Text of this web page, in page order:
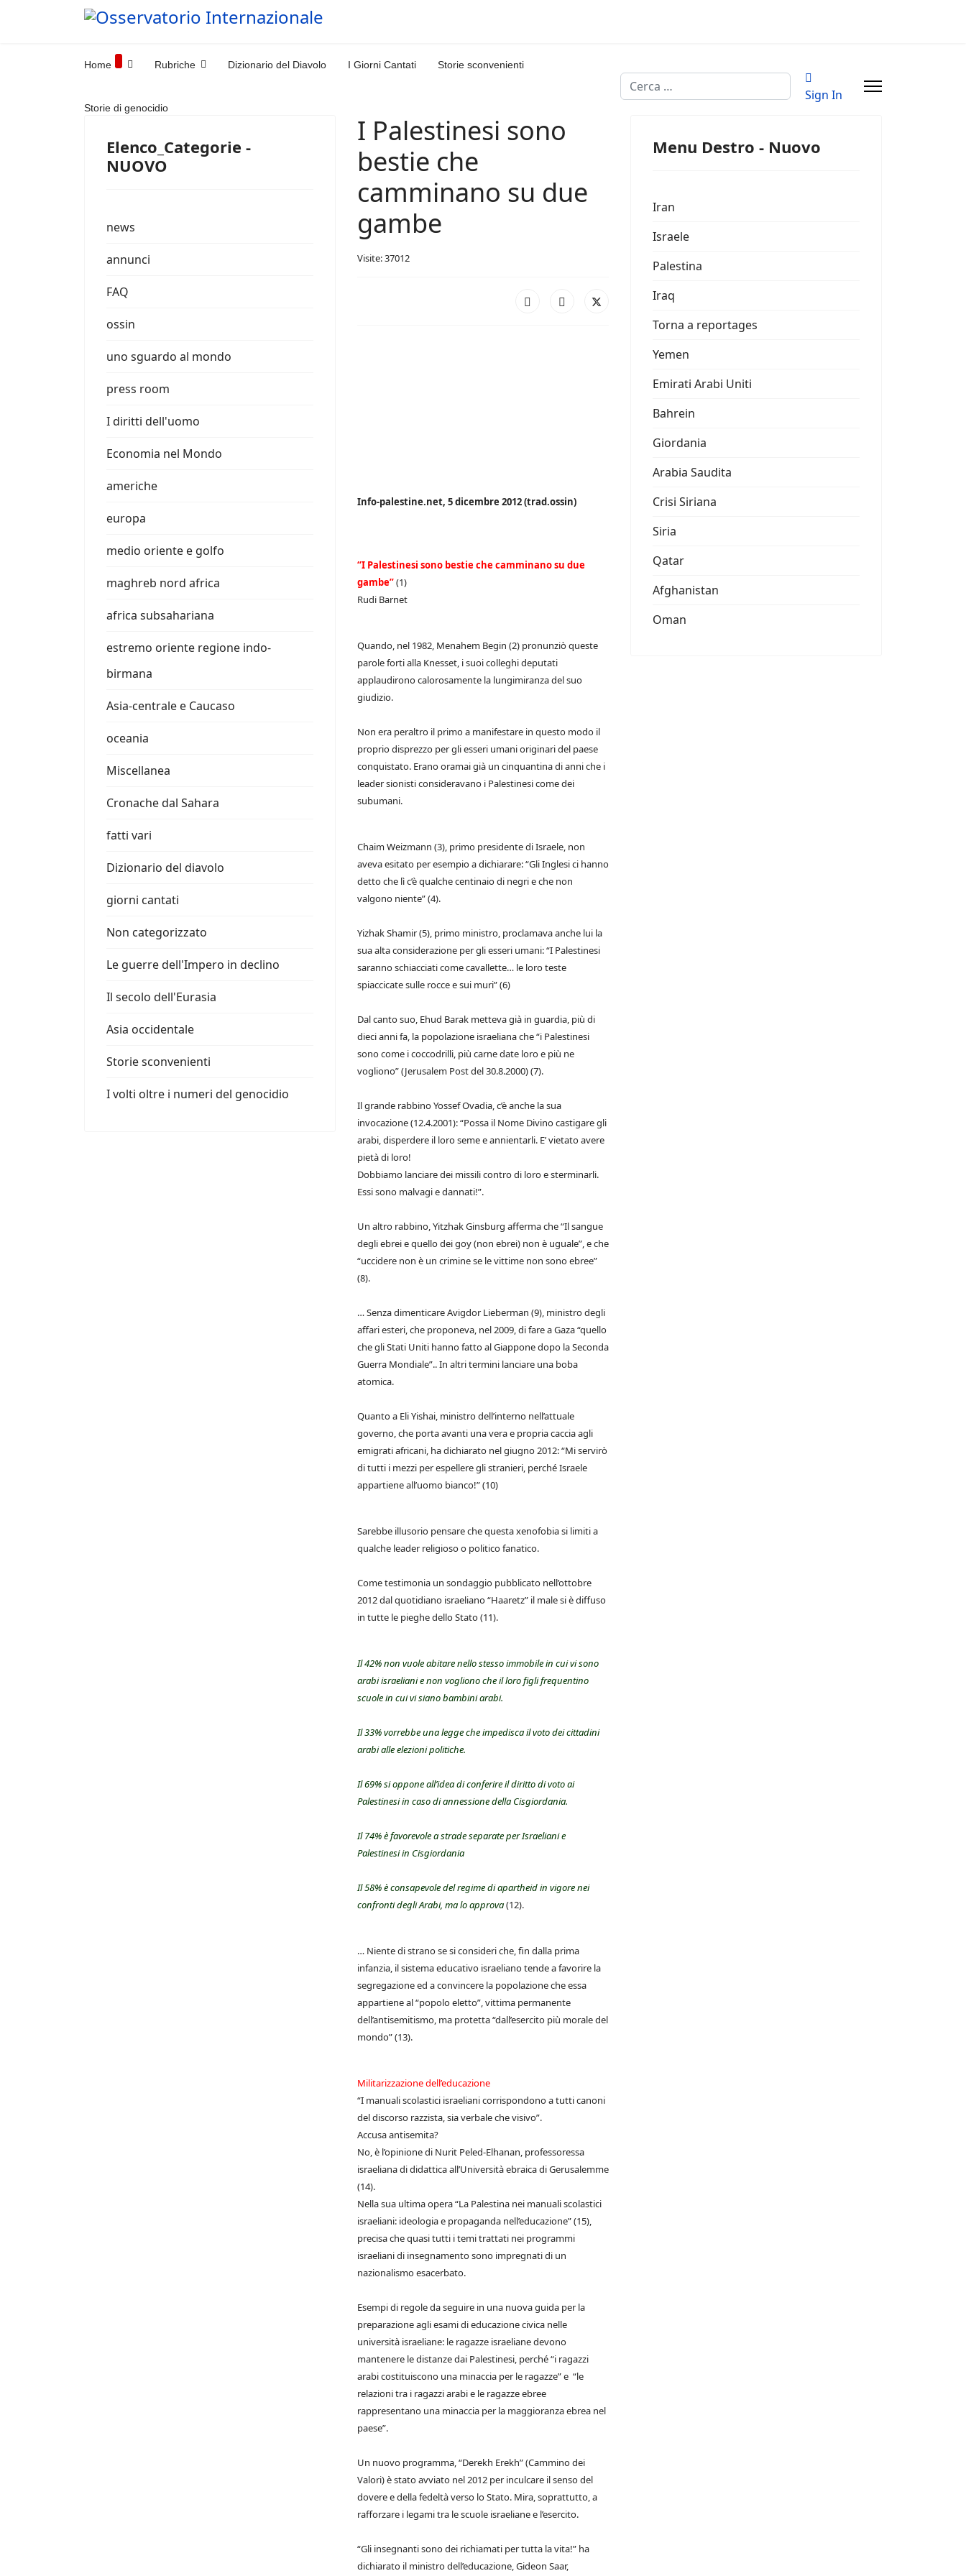
Home Rubriche Dizionario del Diavolo I Giorni Cantati Storie sconvenienti
Storie di genocidio
Cerca
Sign In
Elenco_Categorie -
NUOVO
news
annunci
FAQ
ossin
uno sguardo al mondo
press room
I diritti dell'uomo
Economia nel Mondo
americhe
europa
medio oriente e golfo
maghreb nord africa
africa subsahariana
estremo oriente regione indo-
birmana
Asia-centrale e Caucaso
oceania
Miscellanea
Cronache dal Sahara
fatti vari
Dizionario del diavolo
giorni cantati
Non categorizzato
Le guerre dell'Impero in declino
Il secolo dell'Eurasia
Asia occidentale
Storie sconvenienti
I volti oltre i numeri del genocidio
I Palestinesi sono
bestie che
camminano su due
gambe
Visite: 37012
Info-palestine.net, 5 dicembre 2012 (trad.ossin)
“I Palestinesi sono bestie che camminano su due
gambe”(1)
Rudi Barnet
Quando, nel 1982, Menahem Begin (2) pronunziò queste
parole forti alla Knesset, i suoi colleghi deputati
applaudirono calorosamente la lungimiranza del suo
giudizio.
Non era peraltro il primo a manifestare in questo modo il
proprio disprezzo per gli esseri umani originari del paese
conquistato. Erano oramai già un cinquantina di anni che i
leader sionisti consideravano i Palestinesi come dei
subumani.
Chaim Weizmann (3), primo presidente di Israele, non
aveva esitato per esempio a dichiarare: “Gli Inglesi ci hanno
detto che lì c’è qualche centinaio di negri e che non
valgono niente” (4).
Yizhak Shamir (5), primo ministro, proclamava anche lui la
sua alta considerazione per gli esseri umani: “I Palestinesi
saranno schiacciati come cavallette… le loro teste
spiaccicate sulle rocce e sui muri” (6)
Dal canto suo, Ehud Barak metteva già in guardia, più di
dieci anni fa, la popolazione israeliana che “i Palestinesi
sono come i coccodrilli, più carne date loro e più ne
vogliono” (Jerusalem Post del 30.8.2000) (7).
Il grande rabbino Yossef Ovadia, c’è anche la sua
invocazione (12.4.2001): “Possa il Nome Divino castigare gli
arabi, disperdere il loro seme e annientarli. E’ vietato avere
pietà di loro!
Dobbiamo lanciare dei missili contro di loro e sterminarli.
Essi sono malvagi e dannati!”.
Un altro rabbino, Yitzhak Ginsburg afferma che “Il sangue
degli ebrei e quello dei goy (non ebrei) non è uguale”, e che
“uccidere non è un crimine se le vittime non sono ebree”
(8).
… Senza dimenticare Avigdor Lieberman (9), ministro degli
affari esteri, che proponeva, nel 2009, di fare a Gaza “quello
che gli Stati Uniti hanno fatto al Giappone dopo la Seconda
Guerra Mondiale”.. In altri termini lanciare una boba
atomica.
Quanto a Eli Yishai, ministro dell’interno nell’attuale
governo, che porta avanti una vera e propria caccia agli
emigrati africani, ha dichiarato nel giugno 2012: “Mi servirò
di tutti i mezzi per espellere gli stranieri, perché Israele
appartiene all’uomo bianco!” (10)
Sarebbe illusorio pensare che questa xenofobia si limiti a
qualche leader religioso o politico fanatico.
Come testimonia un sondaggio pubblicato nell’ottobre
2012 dal quotidiano israeliano “Haaretz” il male si è diffuso
in tutte le pieghe dello Stato (11).
Il 42% non vuole abitare nello stesso immobile in cui vi sono
arabi israeliani e non vogliono che il loro figli frequentino
scuole in cui vi siano bambini arabi.
Il 33% vorrebbe una legge che impedisca il voto dei cittadini
arabi alle elezioni politiche.
Il 69% si oppone all’idea di conferire il diritto di voto ai
Palestinesi in caso di annessione della Cisgiordania.
Il 74% è favorevole a strade separate per Israeliani e
Palestinesi in Cisgiordania
Il 58% è consapevole del regime di apartheid in vigore nei
confronti degli Arabi, ma lo approva(12).
… Niente di strano se si consideri che, fin dalla prima
infanzia, il sistema educativo israeliano tende a favorire la
segregazione ed a convincere la popolazione che essa
appartiene al “popolo eletto”, vittima permanente
dell’antisemitismo, ma protetta “dall’esercito più morale del
mondo” (13).
Militarizzazione dell’educazione
“I manuali scolastici israeliani corrispondono a tutti canoni
del discorso razzista, sia verbale che visivo”.
Accusa antisemita?
No, è l’opinione di Nurit Peled-Elhanan, professoressa
israeliana di didattica all’Università ebraica di Gerusalemme
(14).
Nella sua ultima opera “La Palestina nei manuali scolastici
israeliani: ideologia e propaganda nell’educazione” (15),
precisa che quasi tutti i temi trattati nei programmi
israeliani di insegnamento sono impregnati di un
nazionalismo esacerbato.
Esempi di regole da seguire in una nuova guida per la
preparazione agli esami di educazione civica nelle
università israeliane: le ragazze israeliane devono
mantenere le distanze dai Palestinesi, perché “i ragazzi
arabi costituiscono una minaccia per le ragazze” e “le
relazioni tra i ragazzi arabi e le ragazze ebree
rappresentano una minaccia per la maggioranza ebrea nel
paese”.
Un nuovo programma, “Derekh Erekh” (Cammino dei
Valori) è stato avviato nel 2012 per inculcare il senso del
dovere e della fedeltà verso lo Stato. Mira, soprattutto, a
rafforzare i legami tra le scuole israeliane e l’esercito.
“Gli insegnanti sono dei richiamati per tutta la vita!” ha
dichiarato il ministro dell’educazione, Gideon Saar,
Menu Destro - Nuovo
Iran
Israele
Palestina
Iraq
Torna a reportages
Yemen
Emirati Arabi Uniti
Bahrein
Giordania
Arabia Saudita
Crisi Siriana
Siria
Qatar
Afghanistan
Oman